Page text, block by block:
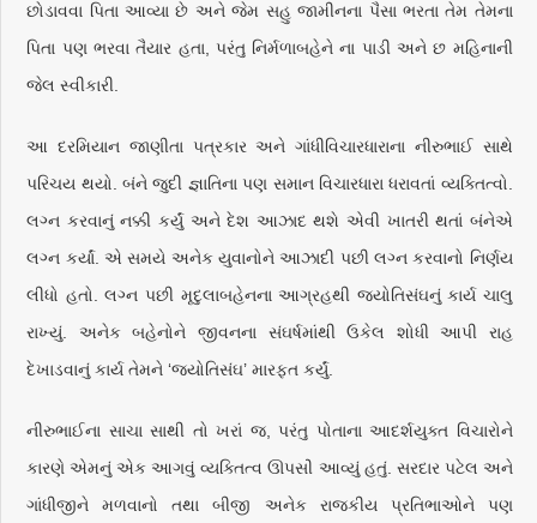
છોડાવવા પિતા આવ્યા છે અને જેમ સહુ જામીનના પૈસા ભરતા તેમ તેમના
પિતા પણ ભરવા તૈયાર હતા, પરંતુ નિર્મળાબહેને ના પાડી અને છ મહિનાની
જેલ સ્વીકારી.
આ દરમિયાન જાણીતા પત્રકાર અને ગાંધીવિચારધારાના નીરુભાઈ સાથે
પરિચય થયો. બંને જુદી જ્ઞાતિના પણ સમાન વિચારધારા ધરાવતાં વ્યક્તિત્વો.
લગ્ન કરવાનું નક્કી કર્યું અને દેશ આઝાદ થશે એવી ખાતરી થતાં બંનેએ
લગ્ન કર્યાં. એ સમયે અનેક યુવાનોને આઝાદી પછી લગ્ન કરવાનો નિર્ણય
લીધો હતો. લગ્ન પછી મૃદુલાબહેનના આગ્રહથી જ્યોતિસંઘનું કાર્ય ચાલુ
રાખ્યું. અનેક બહેનોને જીવનના સંઘર્ષમાંથી ઉકેલ શોધી આપી રાહ
દેખાડવાનું કાર્ય તેમને ‘જ્યોતિસંઘ’ મારફત કર્યું.
નીરુભાઈના સાચા સાથી તો ખરાં જ, પરંતુ પોતાના આદર્શયુક્ત વિચારોને
કારણે એમનું એક આગવું વ્યક્તિત્વ ઊપસી આવ્યું હતું. સરદાર પટેલ અને
ગાંધીજીને મળવાનો તથા બીજી અનેક રાજકીય પ્રતિભાઓને પણ